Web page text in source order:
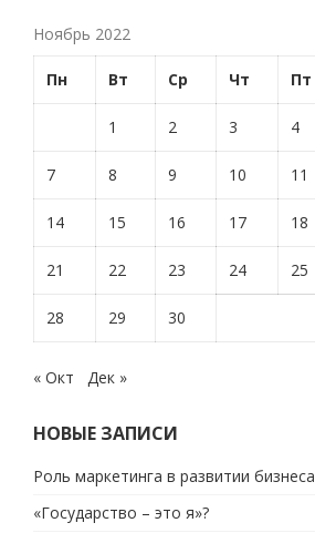
Ноябрь 2022
Пн Вт Ср Чт Пт
1 2 3 4
7 8 9 10 11
14 15 16 17 18
21 22 23 24 25
28 29 30
« Окт Дек »
НОВЫЕ ЗАПИСИ
Роль маркетинга в развитии бизнеса
«Государство – это я»?